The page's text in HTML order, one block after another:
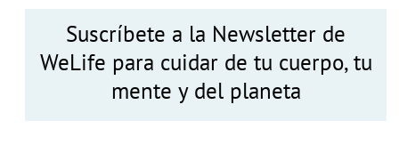
Suscríbete a la Newsletter de
WeLife para cuidar de tu cuerpo, tu
mente y del planeta